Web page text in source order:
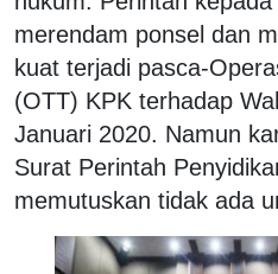
merendam ponsel dan
kuat terjadi pasca-
(OTT) KPK terhadap
Januari 2020. Namun
Surat Perintah
memutuskan tidak ada